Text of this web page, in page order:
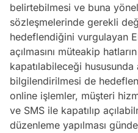
belirtebilmesi ve buna
sözleşmelerinde gerekli
hedeflendiğini vurgulayan
açılmasını müteakip
kapatılabileceği
bilgilendirilmesi de
online işlemler, müşteri
ve SMS ile kapatılıp
düzenleme yapılması